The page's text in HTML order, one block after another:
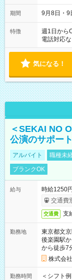
時間は変
期間 9月8日・9
特徴 週1日から
電話対応な
気になる！
＜SEKAI NO
公演のサポー
アルバイト 職種未
ブランクOK
給与
時給1250
交通費
交通費 支
勤務地
東京都文
後楽園駅
から徒歩7
株式会
勤務時間
＜シフト例＞